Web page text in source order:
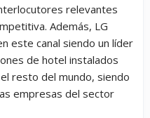
relevantes
Además, LG
este canal siendo un líder
de hotel instalados
resto del mundo, siendo
empresas del sector